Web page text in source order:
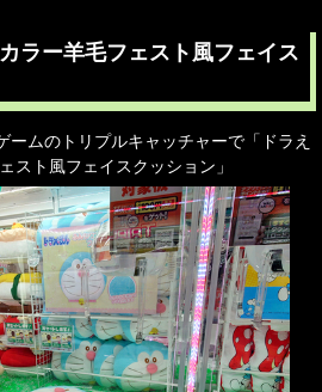
ラー羊毛フェスト風フェイス
ームのトリプルキャッチャーで「ドラえ
スト風フェイスクッション」